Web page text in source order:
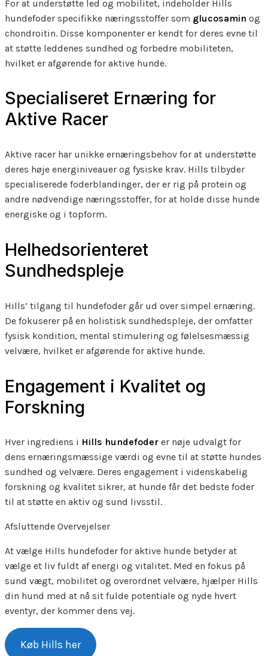
For at understøtte led og mobilitet, indeholder Hills
hundefoder specifikke næringsstoffer som glucosamin og
chondroitin. Disse komponenter er kendt for deres evne til
at støtte leddenes sundhed og forbedre mobiliteten,
hvilket er afgørende for aktive hunde.
Specialiseret Ernæring for
Aktive Racer
Aktive racer har unikke ernæringsbehov for at understøtte
deres høje energiniveauer og fysiske krav. Hills tilbyder
specialiserede foderblandinger, der er rig på protein og
andre nødvendige næringsstoffer, for at holde disse hunde
energiske og i topform.
Helhedsorienteret
Sundhedspleje
Hills’ tilgang til hundefoder går ud over simpel ernæring.
De fokuserer på en holistisk sundhedspleje, der omfatter
fysisk kondition, mental stimulering og følelsesmæssig
velvære, hvilket er afgørende for aktive hunde.
Engagement i Kvalitet og
Forskning
Hver ingrediens i Hills hundefoder er nøje udvalgt for
dens ernæringsmæssige værdi og evne til at støtte hundes
sundhed og velvære. Deres engagement i videnskabelig
forskning og kvalitet sikrer, at hunde får det bedste foder
til at støtte en aktiv og sund livsstil.
Afsluttende Overvejelser
At vælge Hills hundefoder for aktive hunde betyder at
vælge et liv fuldt af energi og vitalitet. Med en fokus på
sund vægt, mobilitet og overordnet velvære, hjælper Hills
din hund med at nå sit fulde potentiale og nyde hvert
eventyr, der kommer dens vej.
Køb Hills her